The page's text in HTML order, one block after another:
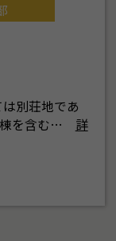
別荘地であ
を含む…
詳